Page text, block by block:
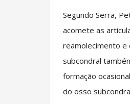
Segundo Serra, Petit e Carril (2001), a artrose ou osteoartrose refere-se ao processo degenerativo que acomete as articulações. As alterações começam na cartilagem articular, que sofre um processo de reamolecimento e deterioração, chegando inclusive a desaparecer em fases avançadas. O osso subcondral também sofre mudanças que se traduzem em um aumento de densidade ou esclerose e na formação ocasional de cistos ou partes ocas. Nas margens articulares aparecem prolongações ósseas do osso subcondral, de forma irregular e tamanho variável, denominada osteófitos, que constituem o sinal mais característico da artrose. O paciente com artrose padecerá sempre com dor, em maior ou menor grau; sofrerá também uma limitação funcional, que poderá ser discreta ou invalidante, ainda que, hoje em dia, graças à evolução dos tratamentos (especialmente da cirurgia), o paciente artrótico raramente se veja convertido em um inválido, ainda que tenha dificuldades para realizar as atividades da vida diária, e, finalmente é consciente de que a doença durará toda a vida (SERRA, PETIT e CARRIL, 2001). Segundo Yoshinari e Bonfá (2000), a maior parte dos estudos epidemiológicos da osteoartrose baseia-se em avaliações radiográficas. A prevalência da osteoartrose radiográfica se eleva progressivamente em todas as articulações, 52% da população adulta apresentam sinais radiográficos da osteoartrose de joelhos e, desses, 20% com quadro moderado ou severo. Aos 40 anos de 10 a 20% das mulheres mostram a osteoartrose avançada nas mãos e nos pés e, entre aos 60 e 70 anos, 75% têm osteoartrose nas articulações interfalangeanas distais. Entre os indivíduos na faixa entre 55 e 64 anos, 85% exibem algum grau de osteoartrose em